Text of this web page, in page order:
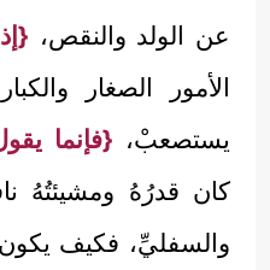
عن الولد والنقص،
الأمور الصغار
يستصعبْ، {فإنما
كان قدرُهُ ومشيئتُهُ
والسفليِّ، فكيف يكون